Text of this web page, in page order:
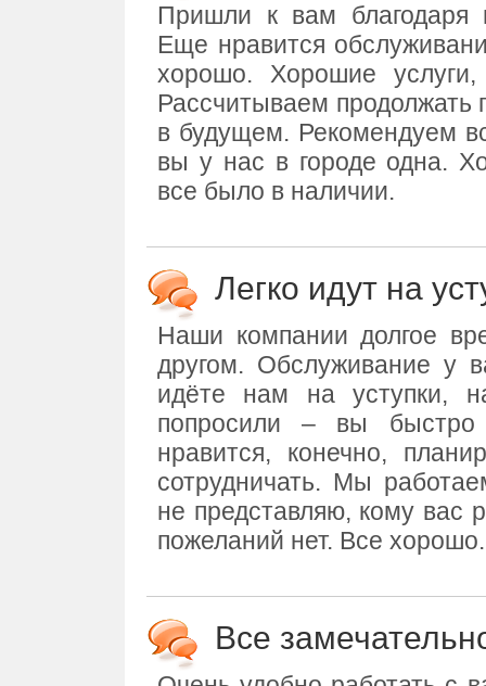
Пришли к вам благодаря
Еще нравится
хорошо. Хорошие услуги,
Рассчитываем продолжать
в будущем. Рекомендуем
вы у нас в городе одна.
все было в наличии.
Легко идут на
Наши компании долгое
другом. Обслуживание у
идёте нам на уступки,
попросили – вы
нравится, конечно,
сотрудничать. Мы
не представляю, кому вас
пожеланий нет. Все хорошо.
Все